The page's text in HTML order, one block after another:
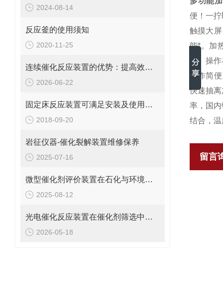
2024-08-14
反应釜的使用须知
2020-11-25
连续催化反应装置的优势：提高效率、安全性与过程控制精度
2026-06-22
固定床反应装置可满足安装及使用的严格要求
2018-09-20
岩征仪器-催化裂解装置维修保养
2025-07-16
微型催化剂评价装置在石化与环境保护中的应用
2025-08-12
光电催化反应装置在催化剂筛选中的应用
2026-05-18
便！一
触摸大
能*。加
温。操
操作简
快速抽
率，国
结合，
留言